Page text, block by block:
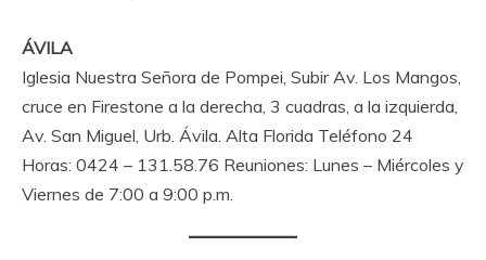
ÁVILA
Iglesia Nuestra Señora de Pompei, Subir Av. Los Mangos,
cruce en Firestone a la derecha, 3 cuadras, a la izquierda,
Av. San Miguel, Urb. Ávila. Alta Florida Teléfono 24
Horas: 0424 – 131.58.76 Reuniones: Lunes – Miércoles y
Viernes de 7:00 a 9:00 p.m.